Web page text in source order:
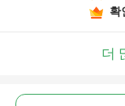
확
더